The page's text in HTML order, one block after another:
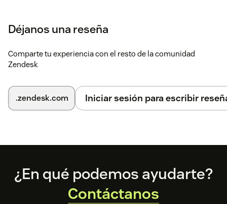
Déjanos una reseña
Comparte tu experiencia con el resto de la comunidad
Zendesk
.zendesk.com Iniciar sesión para escribir
Footer
¿En qué podemos ayudarte?
Contáctanos